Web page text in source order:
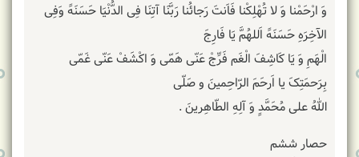
وَ ارْحَمْنا وَ لا تُهْلِکْنا فَاَنتَ رَجائُنا رَبَّنَا آتِنَا فِی الدُّنْیَا حَسَنَهً وَفِی
الآخِرَهِ حَسَنَهً اَللهُمَّ یَا فَارِجَ‏
الْهَمِ‏ وَ یَا کَاشِفَ‏ الْغَم‏ فَرِّجْ عَنّی هَمّی وَ اکْشَفْ عَنّی غَمّی
بِرَحمَتِکَ یا اَرحَمَ الرّاحِمینَ و صَلّی
اللهُ علی مُحَمَّدٍ وَ آلِهِ الطّاهِرینَ .
حصار ششم